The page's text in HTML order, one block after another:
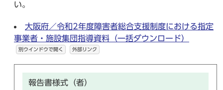
い。
大阪府／令和2年度障害者総合支援制度における指定
事業者・施設集団指導資料（一括ダウンロード）
別ウインドウで開く 外部リンク
報告書様式（者）